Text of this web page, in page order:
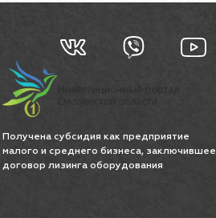
Получена субсидия как предприятие
малого и среднего бизнеса, заключившее
договор лизинга оборудования